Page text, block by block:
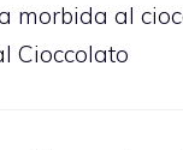
morbida al
Cioccolato